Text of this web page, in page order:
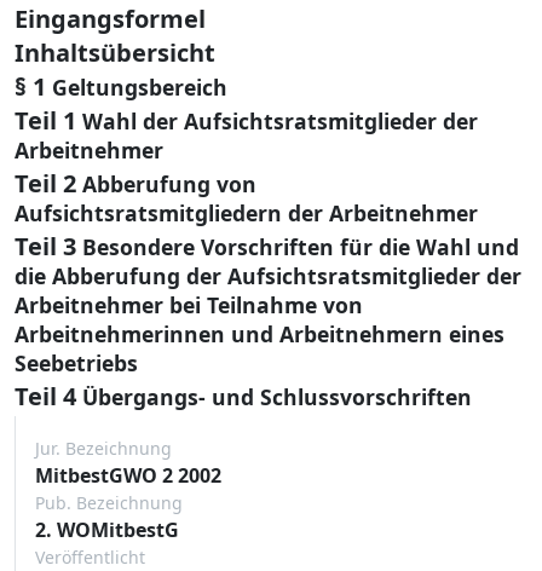
Eingangsformel
Inhaltsübersicht
§ 1 Geltungsbereich
Teil 1 Wahl der Aufsichtsratsmitglieder der
Arbeitnehmer
Teil 2 Abberufung von
Aufsichtsratsmitgliedern der Arbeitnehmer
Teil 3 Besondere Vorschriften für die Wahl und
die Abberufung der Aufsichtsratsmitglieder der
Arbeitnehmer bei Teilnahme von
Arbeitnehmerinnen und Arbeitnehmern eines
Seebetriebs
Teil 4 Übergangs- und Schlussvorschriften
Jur. Bezeichnung
MitbestGWO 2 2002
Pub. Bezeichnung
2. WOMitbestG
Veröffentlicht